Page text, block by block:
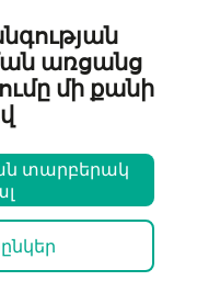
առցանց
մի քանի
տարբերակ